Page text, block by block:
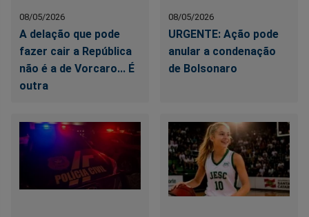
08/05/2026
A delação que pode
fazer cair a República
não é a de Vorcaro... É
outra
08/05/2026
URGENTE: Ação pode
anular a condenação
de Bolsonaro